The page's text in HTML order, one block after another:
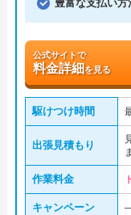
豊富な支払い方
公式サイトで
料金詳細を見る
駆けつけ時間
出張見積もり
作業料金
キャンペーン